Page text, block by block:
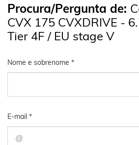
Procura/Pergunta de:
CVX 175 CVXDRIVE -
Tier 4F / EU stage V
Nome e sobrenome *
E-mail *